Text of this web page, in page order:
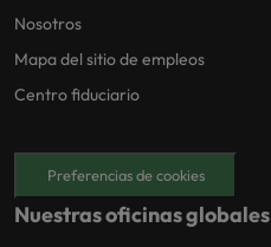
Nosotros
Mapa del sitio de empleos
Centro fiduciario
Preferencias de cookies
Nuestras oficinas globales